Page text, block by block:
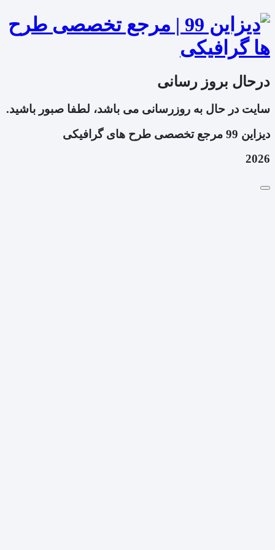
درحال بروز رسانی
سایت در حال به روزرسانی می باشد، لطفا صبور باشید.
دیزاین 99 مرجع تخصصی طرح های گرافیکی
2026